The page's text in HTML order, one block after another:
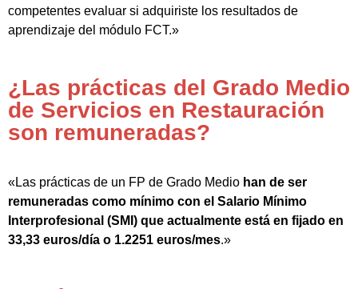
competentes evaluar si adquiriste los resultados de
aprendizaje del módulo FCT.»
¿Las prácticas del Grado Medio
de Servicios en Restauración
son remuneradas?
«Las prácticas de un FP de Grado Medio han de ser
remuneradas como mínimo con el Salario Mínimo
Interprofesional (SMI) que actualmente está en fijado en
33,33 euros/día o 1.2251 euros/mes.»